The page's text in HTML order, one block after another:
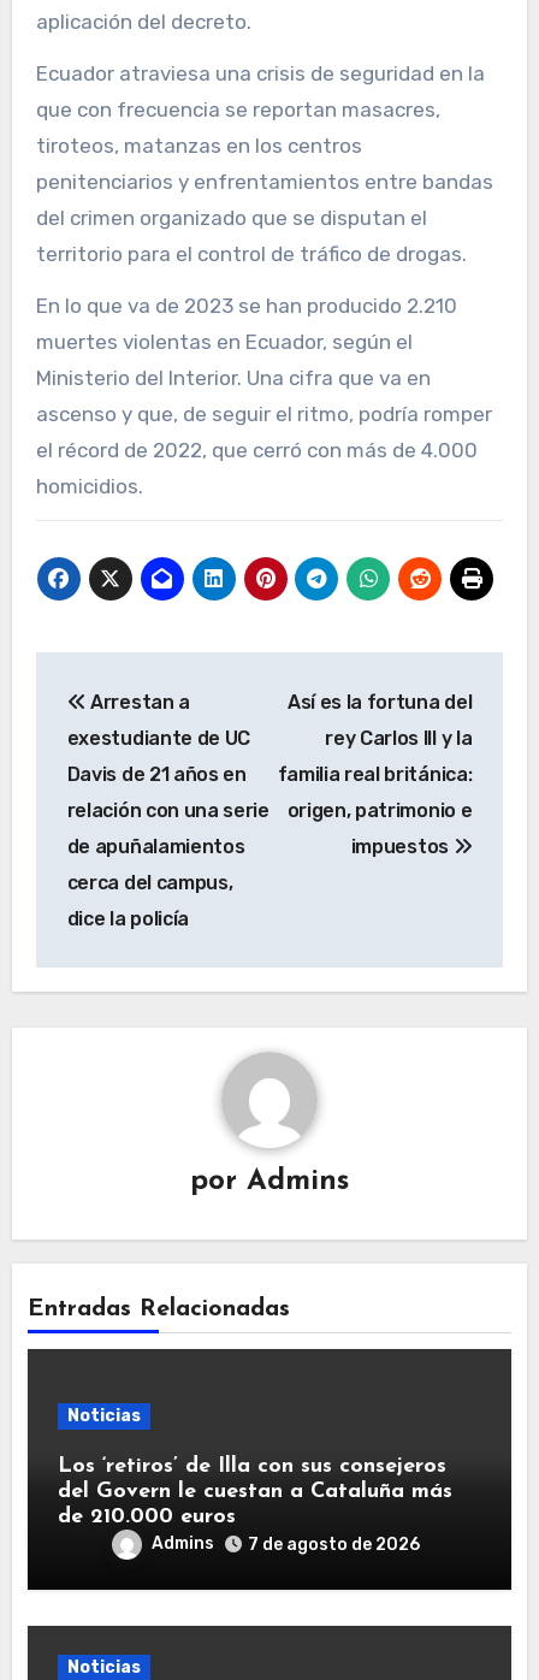
aplicación del decreto.
Ecuador atraviesa una crisis de seguridad en la
que con frecuencia se reportan masacres,
tiroteos, matanzas en los centros
penitenciarios y enfrentamientos entre bandas
del crimen organizado que se disputan el
territorio para el control de tráfico de drogas.
En lo que va de 2023 se han producido 2.210
muertes violentas en Ecuador, según el
Ministerio del Interior. Una cifra que va en
ascenso y que, de seguir el ritmo, podría romper
el récord de 2022, que cerró con más de 4.000
homicidios.
de
entradas
Arrestan a
exestudiante de UC
Davis de 21 años en
relación con una serie
de apuñalamientos
cerca del campus,
dice la policía
Así es la fortuna del
rey Carlos III y la
familia real británica:
origen, patrimonio e
impuestos
por Admins
Entradas Relacionadas
Noticias
Los ‘retiros’ de Illa con sus consejeros
del Govern le cuestan a Cataluña más
de 210.000 euros
Admins 7 de agosto de 2026
Noticias